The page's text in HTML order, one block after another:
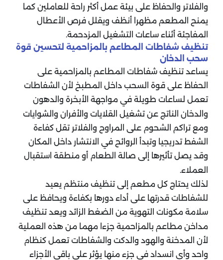
والفلاتر والحفاظ على بيئة عمل أكثر راحة للعاملين كما
يمنح المطعم مظهرا أنظف ويقلل فرص الأعطال
المفاجئة أثناء ساعات التشغيل المزدحمة.
تنظيف شفاطات المطاعم بالمزاحمية لتحسين قوة
سحب الدخان
يساعد تنظيف شفاطات المطاعم بالمزاحمية على
الحفاظ على قوة السحب داخل المطبخ لأن الشفاطات
تعمل لساعات طويلة في مواجهة الأبخرة والدهون
والدخان الناتج عن تشغيل القلايات والأفران والشوايات
ومع تراكم الشحوم على المراوح والفلاتر تقل كفاءة
الشفط تدريجيا وتبدأ الروائح في الانتشار داخل المكان
وقد يصل تأثيرها إلى صالة الطعام أو منطقة استقبال
العملاء.
لذلك يحتاج كل مطعم إلى تنظيف منتظم يعيد
للشفاطات قدرتها على أداء دورها بكفاءة ويحافظ على
سلامة مكونات التهوية من الضغط الزائد ويعد تنظيف
مداخن مطاعم بالمزاحمية جزءا مهما من هذه العملية
لأن المدخنة والهود والدكت والشفاطات تعمل كنظام
واحد وأي انسداد في جزء منها يؤثر على باقي الأجزاء